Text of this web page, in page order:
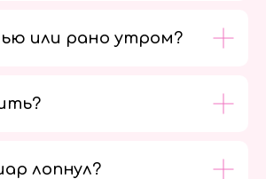
или рано утром?
лопнул?